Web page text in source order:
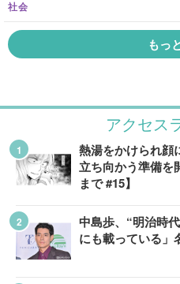
社会
もっ
アクセス
熱湯をかけられ
立ち向かう準備を
まで #15】
中島歩、“明治時
にも載っている」